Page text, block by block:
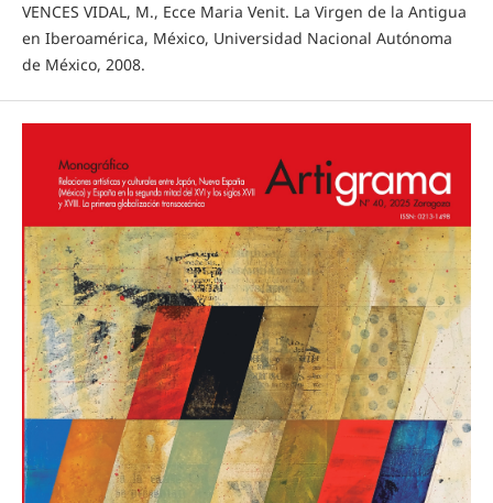
VENCES VIDAL, M., Ecce Maria Venit. La Virgen de la Antigua
en Iberoamérica, México, Universidad Nacional Autónoma
de México, 2008.